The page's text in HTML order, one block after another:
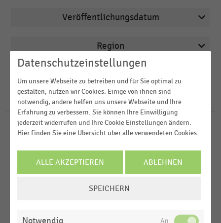
17Ergebnisse fürBugatti
ARBEITSMARKT|STATISTIK
Bekleidung, Schuhe und Sportartikel in
Deutschland (2025)
Top 50 der größten deutschen Modemarken-
Deutschsprachiger Einzelhandel
Konsumgüterindustrie
Veröffentlichungsdatum
2020
2019
MEHR ANZEIGEN
Region
Deutschland
Weltweit
Europa
Datenschutzeinstellungen
Um unsere Webseite zu betreiben und für Sie optimal zu
gestalten, nutzen wir Cookies. Einige von ihnen sind
notwendig, andere helfen uns unsere Webseite und Ihre
Erfahrung zu verbessern. Sie können Ihre Einwilligung
jederzeit widerrufen und Ihre Cookie Einstellungen ändern.
Hier finden Sie eine Übersicht über alle verwendeten Cookies.
ALLE AKZEPTIEREN ABLEHNEN
SPEICHERN
Notwendig